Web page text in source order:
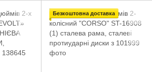
Безкоштовна доставка